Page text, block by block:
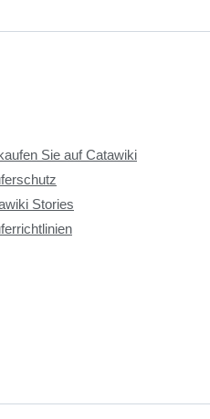
Sie auf Catawiki
Stories